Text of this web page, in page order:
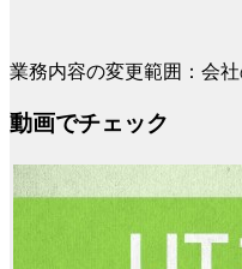
業務内容の変更範囲：会
動画でチェック